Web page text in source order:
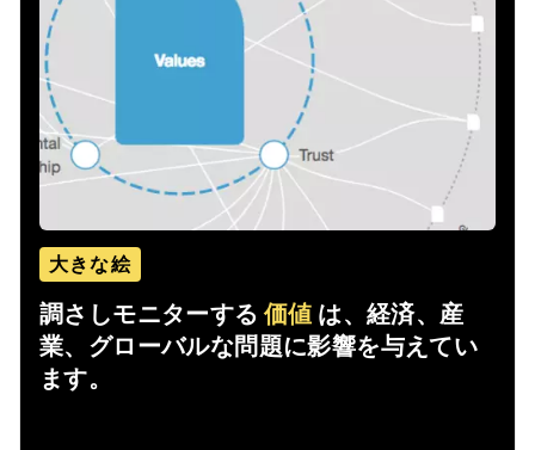
大きな絵
調さしモニターする 価値 は、経済、産
業、グローバルな問題に影響を与えてい
ます。